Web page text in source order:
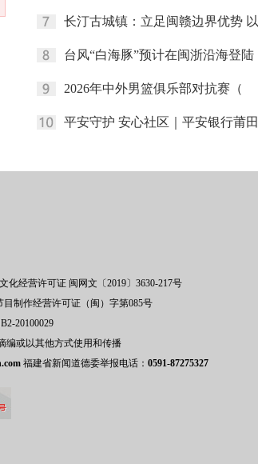
长汀古城镇：立足闽赣边界优势 以
台风“白海豚”预计在闽浙沿海登陆
2026年中外男篮俱乐部对抗赛（
平安守护 安心社区｜平安银行莆田